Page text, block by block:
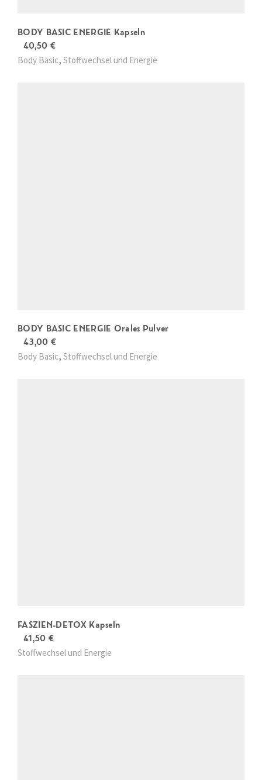
BODY BASIC ENERGIE Kapseln
40,50 €
Body Basic, Stoffwechsel und Energie
BODY BASIC ENERGIE Orales Pulver
43,00 €
Body Basic, Stoffwechsel und Energie
FASZIEN-DETOX Kapseln
41,50 €
Stoffwechsel und Energie